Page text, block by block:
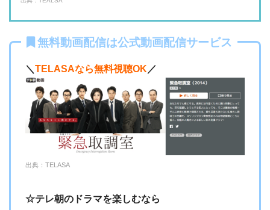
無料動画配信は公式動画配信サービス
＼TELASAなら無料視聴OK／
出典：TELASA
☆テレ朝のドラマを楽しむなら